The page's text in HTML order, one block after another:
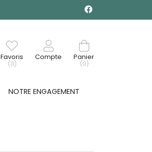
Favoris
(0)
Compte
Panier
(0)
NOTRE ENGAGEMENT